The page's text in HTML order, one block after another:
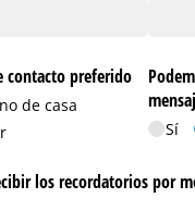
contacto preferido
de casa
Sí
los recordatorios por